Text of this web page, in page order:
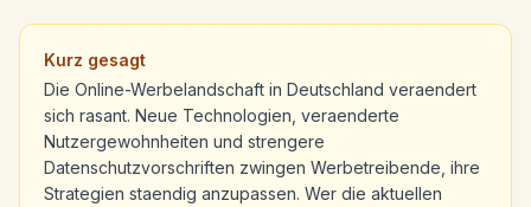
Kurz gesagt
Die Online-Werbelandschaft in Deutschland veraendert
sich rasant. Neue Technologien, veraenderte
Nutzergewohnheiten und strengere
Datenschutzvorschriften zwingen Werbetreibende, ihre
Strategien staendig anzupassen. Wer die aktuellen